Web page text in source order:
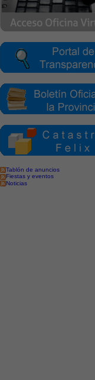
Tablón de anuncios
Fiestas y eventos
Noticias